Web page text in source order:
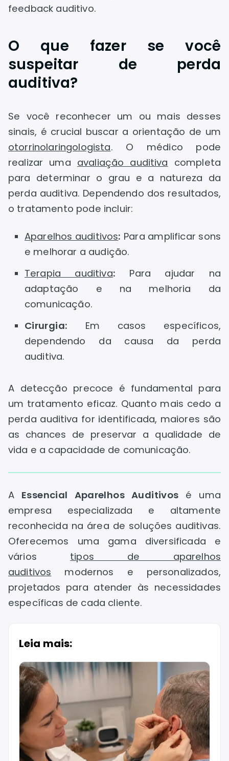
feedback auditivo.
O que fazer se você
suspeitar de perda
auditiva?
Se você reconhecer um ou mais desses
sinais, é crucial buscar a orientação de um
otorrinolaringologista. O médico pode
realizar uma avaliação auditiva completa
para determinar o grau e a natureza da
perda auditiva. Dependendo dos resultados,
o tratamento pode incluir:
Aparelhos auditivos: Para amplificar sons
e melhorar a audição.
Terapia auditiva: Para ajudar na
adaptação e na melhoria da
comunicação.
Cirurgia: Em casos específicos,
dependendo da causa da perda
auditiva.
A detecção precoce é fundamental para
um tratamento eficaz. Quanto mais cedo a
perda auditiva for identificada, maiores são
as chances de preservar a qualidade de
vida e a capacidade de comunicação.
A Essencial Aparelhos Auditivos é uma
empresa especializada e altamente
reconhecida na área de soluções auditivas.
Oferecemos uma gama diversificada e
vários tipos de aparelhos
auditivos modernos e personalizados,
projetados para atender às necessidades
específicas de cada cliente.
Leia mais: